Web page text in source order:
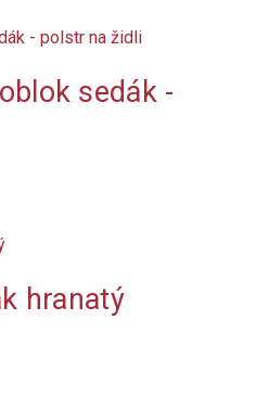
sedák -
hranatý